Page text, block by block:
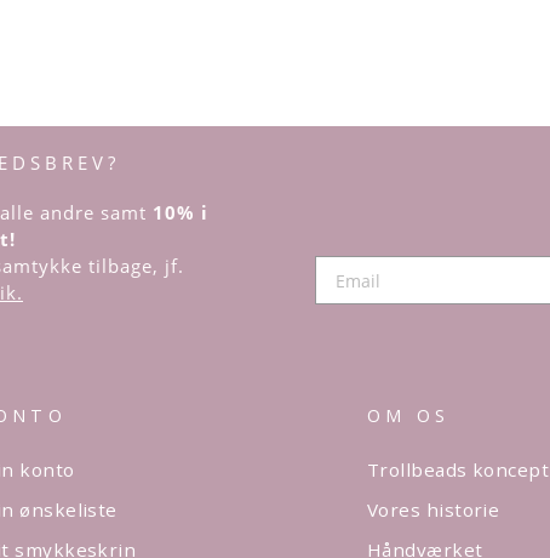
andre samt 10% i
tilbage, jf.
konto
ønskeliste
smykkeskrin
OM OS
Trollbeads koncept
Vores historie
Håndværket